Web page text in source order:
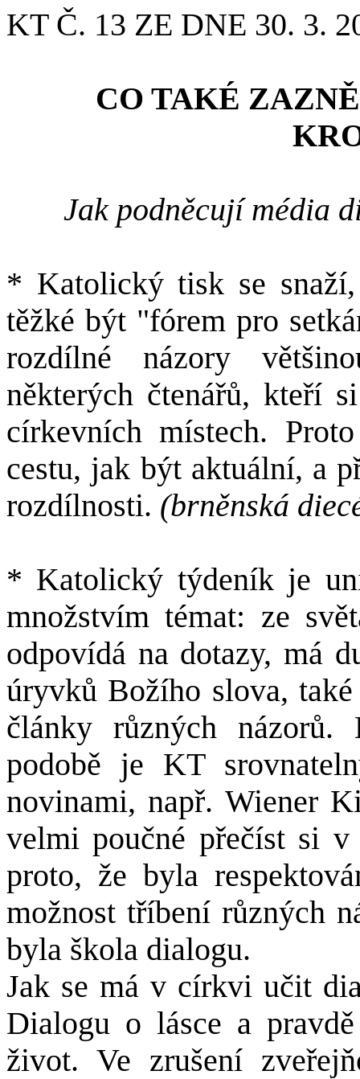
KT Č. 13 ZE DNE 30. 3.
CO TAKÉ
Jak podněcují média
* Katolický tisk se
těžké být "fórem pro
rozdílné názory
některých čtenářů, kteří
církevních místech.
cestu, jak být aktuální, a
rozdílnosti. (brněnská
* Katolický týdeník je
množstvím témat: ze
odpovídá na dotazy, má
úryvků Božího slova,
články různých názorů.
podobě je KT
novinami, např. Wiener
velmi poučné přečíst si
proto, že byla
možnost tříbení různých
byla škola dialogu.
Jak se má v církvi učit
Dialogu o lásce a
život. Ve zrušení